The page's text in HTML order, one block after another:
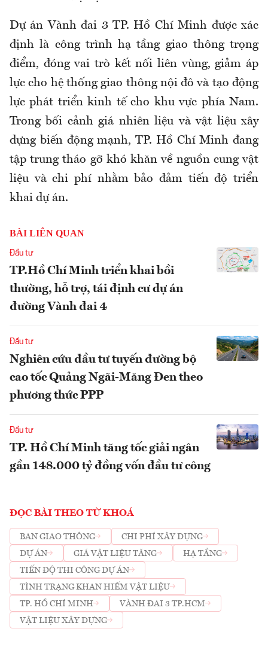
Dự án Vành đai 3 TP. Hồ Chí Minh được xác
định là công trình hạ tầng giao thông trọng
điểm, đóng vai trò kết nối liên vùng, giảm áp
lực cho hệ thống giao thông nội đô và tạo động
lực phát triển kinh tế cho khu vực phía Nam.
Trong bối cảnh giá nhiên liệu và vật liệu xây
dựng biến động mạnh, TP. Hồ Chí Minh đang
tập trung tháo gỡ khó khăn về nguồn cung vật
liệu và chi phí nhằm bảo đảm tiến độ triển
khai dự án.
BÀI LIÊN QUAN
Đầu tư
TP.Hồ Chí Minh triển khai bồi
thường, hỗ trợ, tái định cư dự án
đường Vành đai 4
Đầu tư
Nghiên cứu đầu tư tuyến đường bộ
cao tốc Quảng Ngãi-Măng Đen theo
phương thức PPP
Đầu tư
TP. Hồ Chí Minh tăng tốc giải ngân
gần 148.000 tỷ đồng vốn đầu tư công
ĐỌC BÀI THEO TỪ KHOÁ
BAN GIAO THÔNG
CHI PHÍ XÂY DỰNG
DỰ ÁN
GIÁ VẬT LIỆU TĂNG
HẠ TẦNG
TIẾN ĐỘ THI CÔNG DỰ ÁN
TÌNH TRẠNG KHAN HIẾM VẬT LIỆU
TP. HỒ CHÍ MINH
VÀNH ĐAI 3 TP.HCM
VẬT LIỆU XÂY DỰNG